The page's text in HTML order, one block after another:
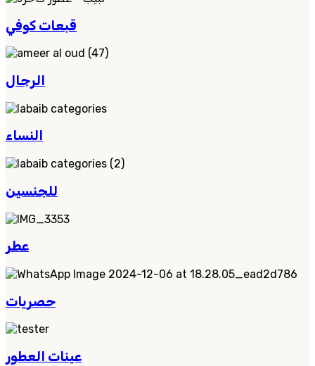
قبعات كوفي
الرجال
النساء
للجنسين
عطر
حصريات
عينات العطور